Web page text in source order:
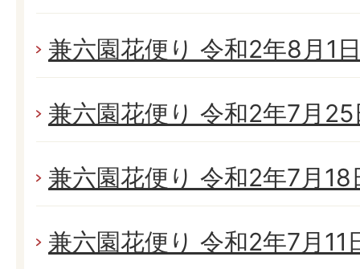
兼六園花便り 令和2年8月1
兼六園花便り 令和2年7月
兼六園花便り 令和2年7月
兼六園花便り 令和2年7月11